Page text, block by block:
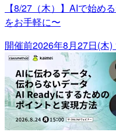
【8/27（木）】AIで始め
をお手軽に〜
開催前2026年8月27日(木)